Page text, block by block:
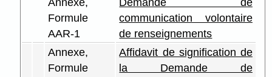
Annexe,
Formule
AAR-1
Demande de
communication volontaire
de renseignements
Annexe,
Formule
Affidavit de signification de
la Demande de